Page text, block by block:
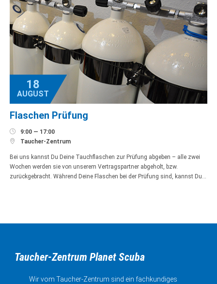
18
AUGUST
Flaschen Prüfung
 9:00 — 17:00
 Taucher-Zentrum
Bei uns kannst Du Deine Tauchflaschen zur Prüfung abgeben – alle zwei
Wochen werden sie von unserem Vertragspartner abgeholt, bzw.
zurückgebracht. Während Deine Flaschen bei der Prüfung sind, kannst Du…
Taucher-Zentrum Planet Scuba
Wir vom Taucher-Zentrum sind ein fachkundiges